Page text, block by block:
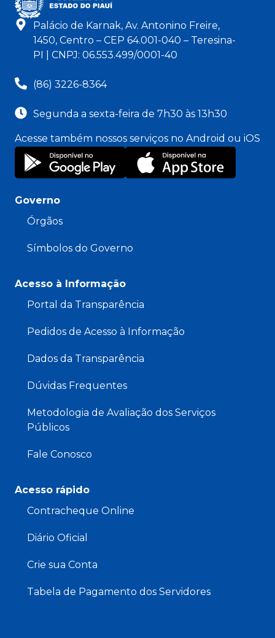
Palácio de Karnak, Av. Antonino Freire,
1450, Centro – CEP 64.001-040 – Teresina-
PI | CNPJ: 06.553.499/0001-40
(86) 3226-8364
Segunda a sexta-feira de 7h30 às 13h30
Acesse também nossos serviços no Android ou iOS
Governo
Órgãos
Símbolos do Governo
Acesso à Informação
Portal da Transparência
Pedidos de Acesso à Informação
Dados da Transparência
Dúvidas Frequentes
Metodologia de Avaliação dos Serviços
Públicos
Fale Conosco
Acesso rápido
Contracheque Online
Diário Oficial
Crie sua Conta
Tabela de Pagamento dos Servidores